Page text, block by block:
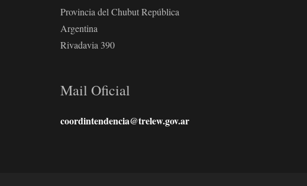
Provincia del Chubut República
Argentina
Rivadavia 390
Mail Oficial
coordintendencia@trelew.gov.ar